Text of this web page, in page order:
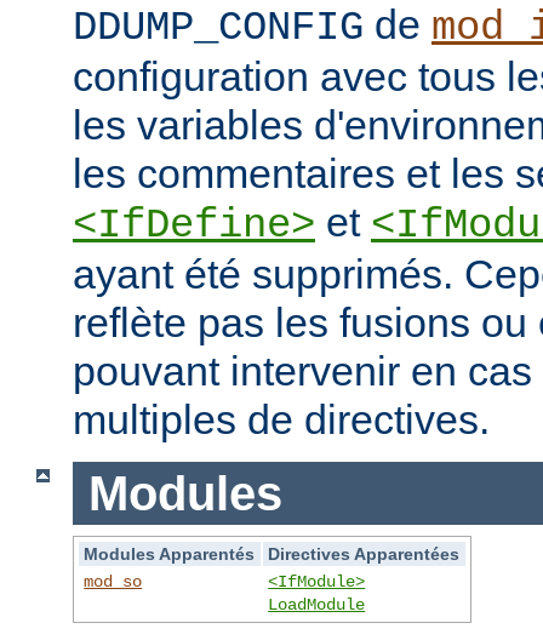
DDUMP_CONFIG de
configuration avec tous
les variables
les commentaires et les
<IfDefine> et
ayant été supprimés.
reflète pas les fusions ou
pouvant intervenir en
multiples de directives.
Modules
Modules Apparentés
Directives Apparentées
mod_so
<IfModule>
LoadModule